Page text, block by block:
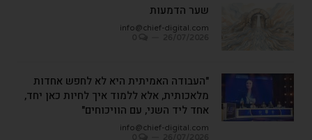
שער הדמעות
info@chief-digital.com
"העבודה האמיתית היא לא לחפש אחדות
מלאכותית, אלא ללמוד איך לחיות כאן יחד,
אחד ליד השני, עם הוויכוחים"
info@chief-digital.com